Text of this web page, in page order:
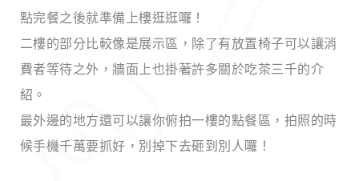
點完餐之後就準備上樓逛逛囉！
二樓的部分比較像是展示區，除了有放置椅子可以讓消
費者等待之外，牆面上也掛著許多關於吃茶三千的介
紹。
最外邊的地方還可以讓你俯拍一樓的點餐區，拍照的時
候手機千萬要抓好，別掉下去砸到別人囉！